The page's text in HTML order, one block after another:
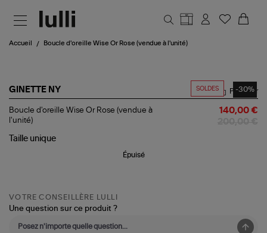
Accueil Boucle d'oreille Wise Or Rose (vendue à l'unité)
SOLDES -30%
GINETTE NY
Boucle
d'oreille
Or
Partager
Boucle d'oreille Wise Or Rose (vendue à
l'unité)
140,00 €
Taille unique
Épuisé
VOTRE CONSEILLÈRE LULLI
Une question sur ce produit ?